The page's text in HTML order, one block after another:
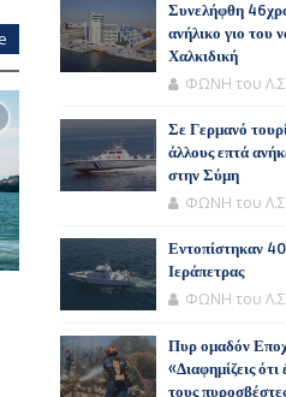
Συνελήφθη
ανήλικο γιο του
Χαλκιδική
ΦΩΝΗ του
Σε Γερμανό
άλλους επτά
στην Σύμη
ΦΩΝΗ του
Εντοπίστηκαν 40
Ιεράπετρας
ΦΩΝΗ του
Πυρ ομαδόν
«Διαφημίζεις
τους